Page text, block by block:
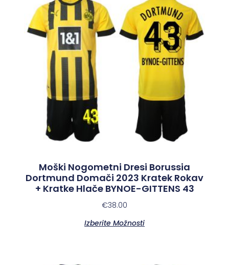
Moški Nogometni Dresi Borussia
Dortmund Domači 2023 Kratek Rokav
+ Kratke Hlače BYNOE-GITTENS 43
€38.00
Izberite Možnosti